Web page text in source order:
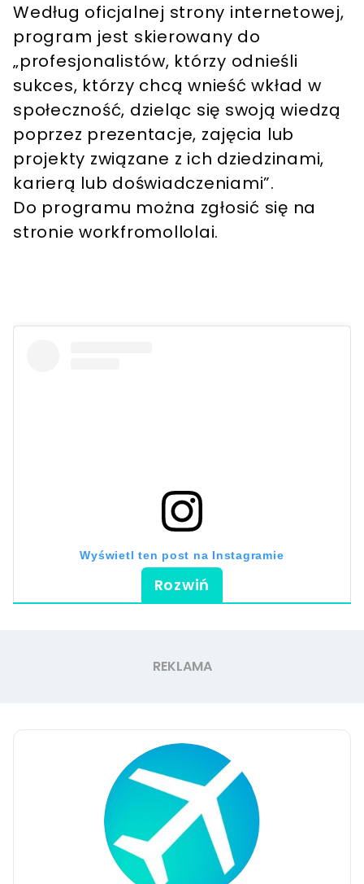
Według oficjalnej strony internetowej,
program jest skierowany do
„profesjonalistów, którzy odnieśli
sukces, którzy chcą wnieść wkład w
społeczność, dzieląc się swoją wiedzą
poprzez prezentacje, zajęcia lub
projekty związane z ich dziedzinami,
karierą lub doświadczeniami”.
Do programu można zgłosić się na
stronie workfromollolai.
Wyświetl ten post na Instagramie
Rozwiń